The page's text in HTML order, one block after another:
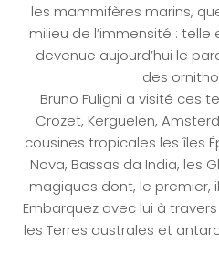
les mammifères marins,
milieu de l’immensité : telle
devenue aujourd’hui le
des
Bruno Fuligni a visité ces
Crozet, Kerguelen,
cousines tropicales les îles
Nova, Bassas da India, les
magiques dont, le premier,
Embarquez avec lui à
les Terres australes et